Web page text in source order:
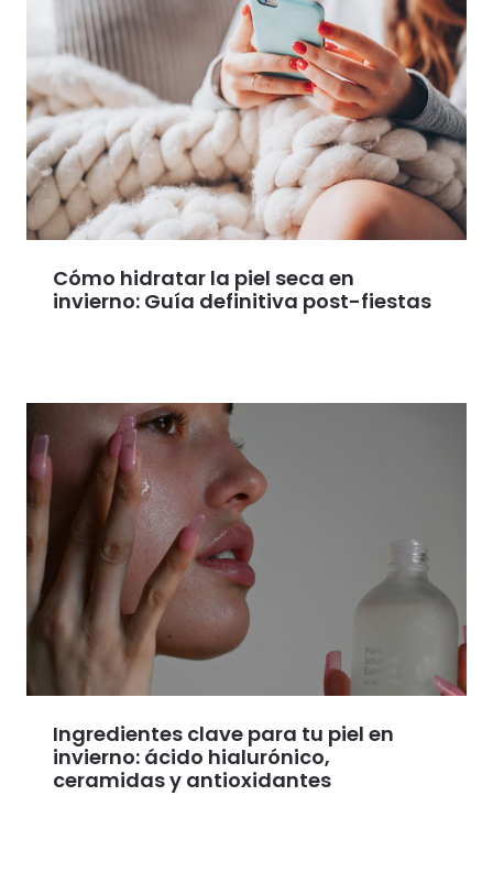
Cómo hidratar la piel seca en
invierno: Guía definitiva post-fiestas
Ingredientes clave para tu piel en
invierno: ácido hialurónico,
ceramidas y antioxidantes